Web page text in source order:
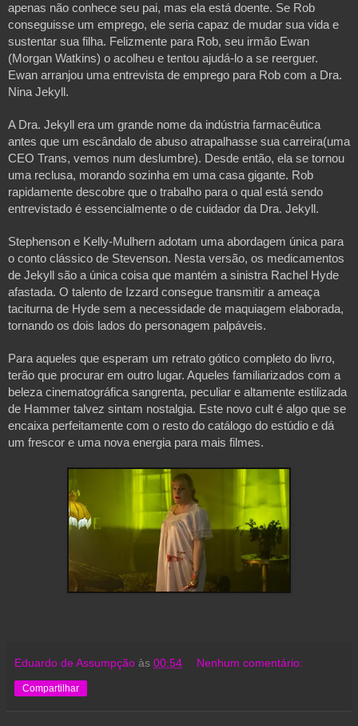
apenas não conhece seu pai, mas ela está doente. Se Rob
conseguisse um emprego, ele seria capaz de mudar sua vida e
sustentar sua filha. Felizmente para Rob, seu irmão Ewan
(Morgan Watkins) o acolheu e tentou ajudá-lo a se reerguer.
Ewan arranjou uma entrevista de emprego para Rob com a Dra.
Nina Jekyll.
A Dra. Jekyll era um grande nome da indústria farmacêutica
antes que um escândalo de abuso atrapalhasse sua carreira(uma
CEO Trans, vemos num deslumbre). Desde então, ela se tornou
uma reclusa, morando sozinha em uma casa gigante. Rob
rapidamente descobre que o trabalho para o qual está sendo
entrevistado é essencialmente o de cuidador da Dra. Jekyll.
Stephenson e Kelly-Mulhern adotam uma abordagem única para
o conto clássico de Stevenson. Nesta versão, os medicamentos
de Jekyll são a única coisa que mantém a sinistra Rachel Hyde
afastada. O talento de Izzard consegue transmitir a ameaça
taciturna de Hyde sem a necessidade de maquiagem elaborada,
tornando os dois lados do personagem palpáveis.
Para aqueles que esperam um retrato gótico completo do livro,
terão que procurar em outro lugar. Aqueles familiarizados com a
beleza cinematográfica sangrenta, peculiar e altamente estilizada
de Hammer talvez sintam nostalgia. Este novo cult é algo que se
encaixa perfeitamente com o resto do catálogo do estúdio e dá
um frescor e uma nova energia para mais filmes.
Eduardo de Assumpção às 00:54 Nenhum comentário:
Compartilhar